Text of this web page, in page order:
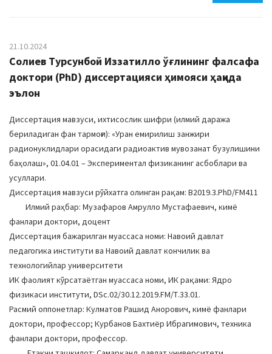
21.10.2024
Солиев Турсунбой Иззатилло ўғлининг фалсафа
доктори (PhD) диссертацияси ҳимояси ҳақида
эълон
Диссертация мавзуси, ихтисослик шифри (илмий даража
бериладиган фан тармоғи): «Уран емирилиш занжири
радионуклидлари орасидаги радиоактив мувозанат бузулишини
баҳолаш», 01.04.01 – Экспериментал физиканинг асбоблари ва
усуллари.
Диссертация мавзуси рўйхатга олинган рақам: B2019.3.PhD/FM411
Илмий раҳбар: Музафаров Амрулло Мустафаевич, кимё
фанлари доктори, доцент
Диссертация бажарилган муассаса номи: Навоий давлат
педагогика институти ва Навоий давлат кончилик ва
технологийлар университети
ИК фаолият кўрсатаётган муассаса номи, ИК рақами: Ядро
физикаси институти, DSc.02/30.12.2019.FM/Т.33.01.
Расмий оппонетлар: Кулматов Рашид Анорович, кимё фанлари
доктори, профессор; Курбанов Бахтиёр Ибрагимович, техника
фанлари доктори, профессор.